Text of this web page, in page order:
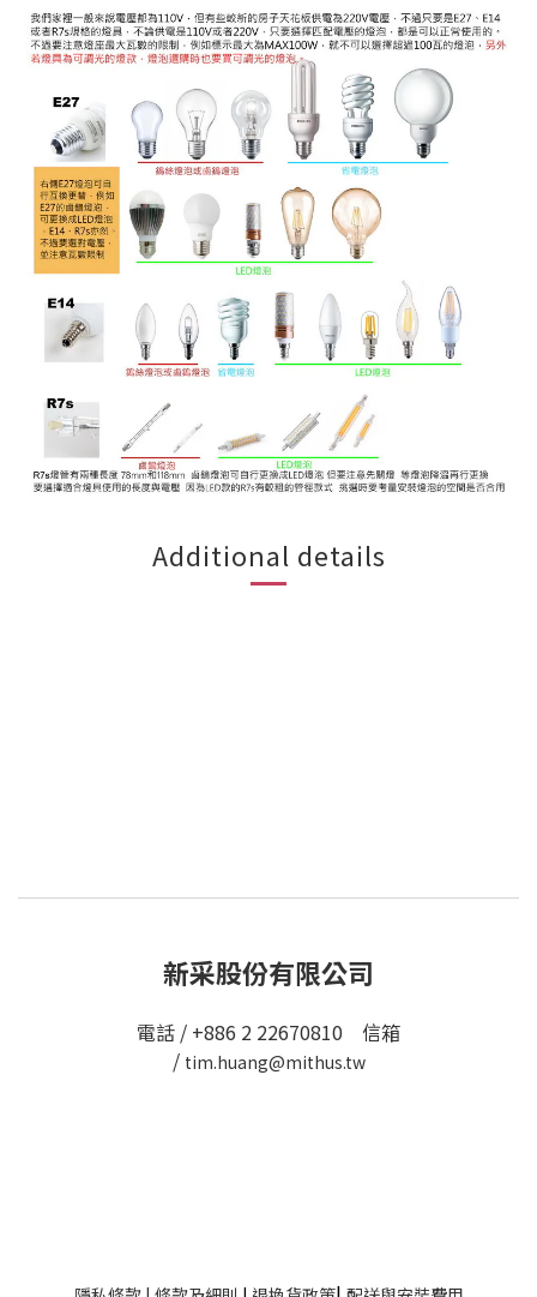
Additional details
新采股份有限公司
電話 / +886 2 22670810 信箱
/ tim.huang@mithus.tw